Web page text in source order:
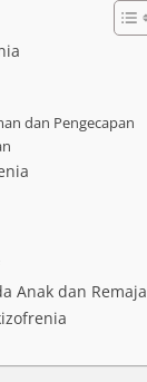
dan Pengecapan
Anak dan Remaja